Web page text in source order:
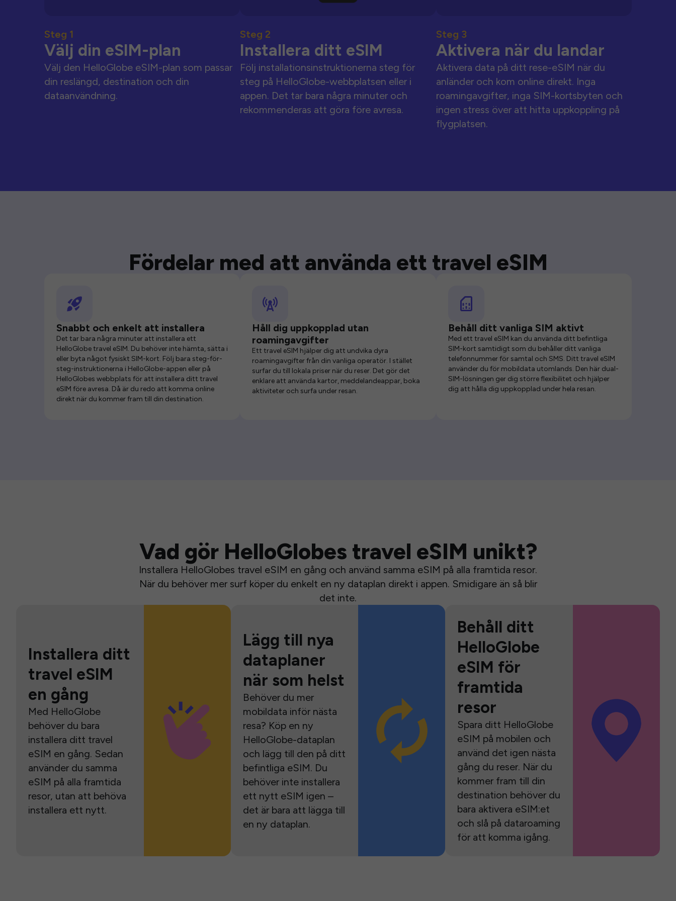
Steg 1
Välj din eSIM-plan
Välj den HelloGlobe eSIM-plan som passar
din reslängd, destination och din
dataanvändning.
Steg 2
Installera ditt eSIM
Följ installationsinstruktionerna steg för
steg på HelloGlobe-webbplatsen eller i
appen. Det tar bara några minuter och
rekommenderas att göra före avresa.
Steg 3
Aktivera när du landar
Aktivera data på ditt rese-eSIM när du
anländer och kom online direkt. Inga
roamingavgifter, inga SIM-kortsbyten och
ingen stress över att hitta uppkoppling på
flygplatsen.
Fördelar med att använda ett travel eSIM
Snabbt och enkelt att installera
Det tar bara några minuter att installera ett
HelloGlobe travel eSIM. Du behöver inte hämta, sätta i
eller byta något fysiskt SIM-kort. Följ bara steg-för-
steg-instruktionerna i HelloGlobe-appen eller på
HelloGlobes webbplats för att installera ditt travel
eSIM före avresa. Då är du redo att komma online
direkt när du kommer fram till din destination.
Håll dig uppkopplad utan
roamingavgifter
Ett travel eSIM hjälper dig att undvika dyra
roamingavgifter från din vanliga operatör. I stället
surfar du till lokala priser när du reser. Det gör det
enklare att använda kartor, meddelandeappar, boka
aktiviteter och surfa under resan.
Behåll ditt vanliga SIM aktivt
Med ett travel eSIM kan du använda ditt befintliga
SIM-kort samtidigt som du behåller ditt vanliga
telefonnummer för samtal och SMS. Ditt travel eSIM
använder du för mobildata utomlands. Den här dual-
SIM-lösningen ger dig större flexibilitet och hjälper
dig att hålla dig uppkopplad under hela resan.
Vad gör HelloGlobes travel eSIM unikt?
Installera HelloGlobes travel eSIM en gång och använd samma eSIM på alla framtida resor.
När du behöver mer surf köper du enkelt en ny dataplan direkt i appen. Smidigare än så blir
det inte.
Installera ditt
travel eSIM
en gång
Med HelloGlobe
behöver du bara
installera ditt travel
eSIM en gång. Sedan
använder du samma
eSIM på alla framtida
resor, utan att behöva
installera ett nytt.
Lägg till nya
dataplaner
när som helst
Behöver du mer
mobildata inför nästa
resa? Köp en ny
HelloGlobe-dataplan
och lägg till den på ditt
befintliga eSIM. Du
behöver inte installera
ett nytt eSIM igen –
det är bara att lägga till
en ny dataplan.
Behåll ditt
HelloGlobe
eSIM för
framtida
resor
Spara ditt HelloGlobe
eSIM på mobilen och
använd det igen nästa
gång du reser. När du
kommer fram till din
destination behöver du
bara aktivera eSIM:et
och slå på dataroaming
för att komma igång.